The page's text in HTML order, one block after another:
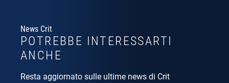
News Crit
POTREBBE INTERESSARTI
ANCHE
Resta aggiornato sulle ultime news di Crit